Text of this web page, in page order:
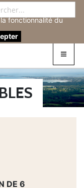
vous acceptez
réaliser des
fonctionnalité du
Connexion
DE 6